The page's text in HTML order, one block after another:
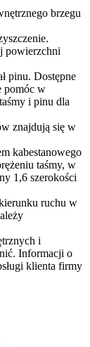
brzegu
powierzchni
pinu. Dostępne
pomóc w
i pinu dla
znajdują się w
kabestanowego
taśmy, w
1,6 szerokości
ruchu w
i
Informacji o
klienta firmy